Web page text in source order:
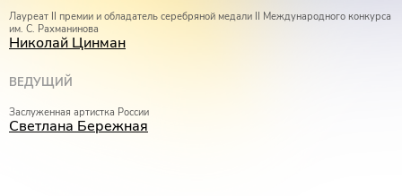
Лауреат II премии и обладатель серебряной медали II Международного конкурса
им. С. Рахманинова
Николай Цинман
ВЕДУЩИЙ
Заслуженная артистка России
Светлана Бережная